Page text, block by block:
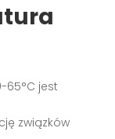
65°C jest
związków